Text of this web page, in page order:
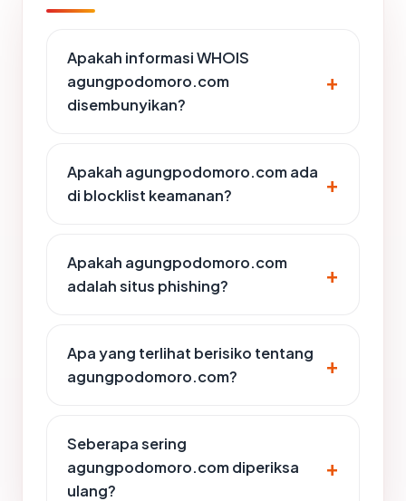
Apakah informasi WHOIS
agungpodomoro.com
disembunyikan?
Apakah agungpodomoro.com ada
di blocklist keamanan?
Apakah agungpodomoro.com
adalah situs phishing?
Apa yang terlihat berisiko tentang
agungpodomoro.com?
Seberapa sering
agungpodomoro.com diperiksa
ulang?